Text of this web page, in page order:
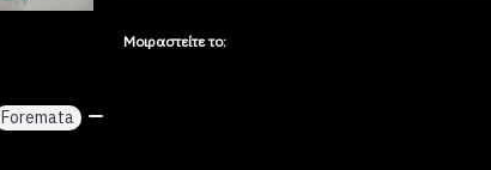
Μοιραστείτε το:
Foremata ,